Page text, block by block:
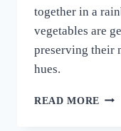
together in a
vegetables are
preserving their
hues.
READ MORE ഈ